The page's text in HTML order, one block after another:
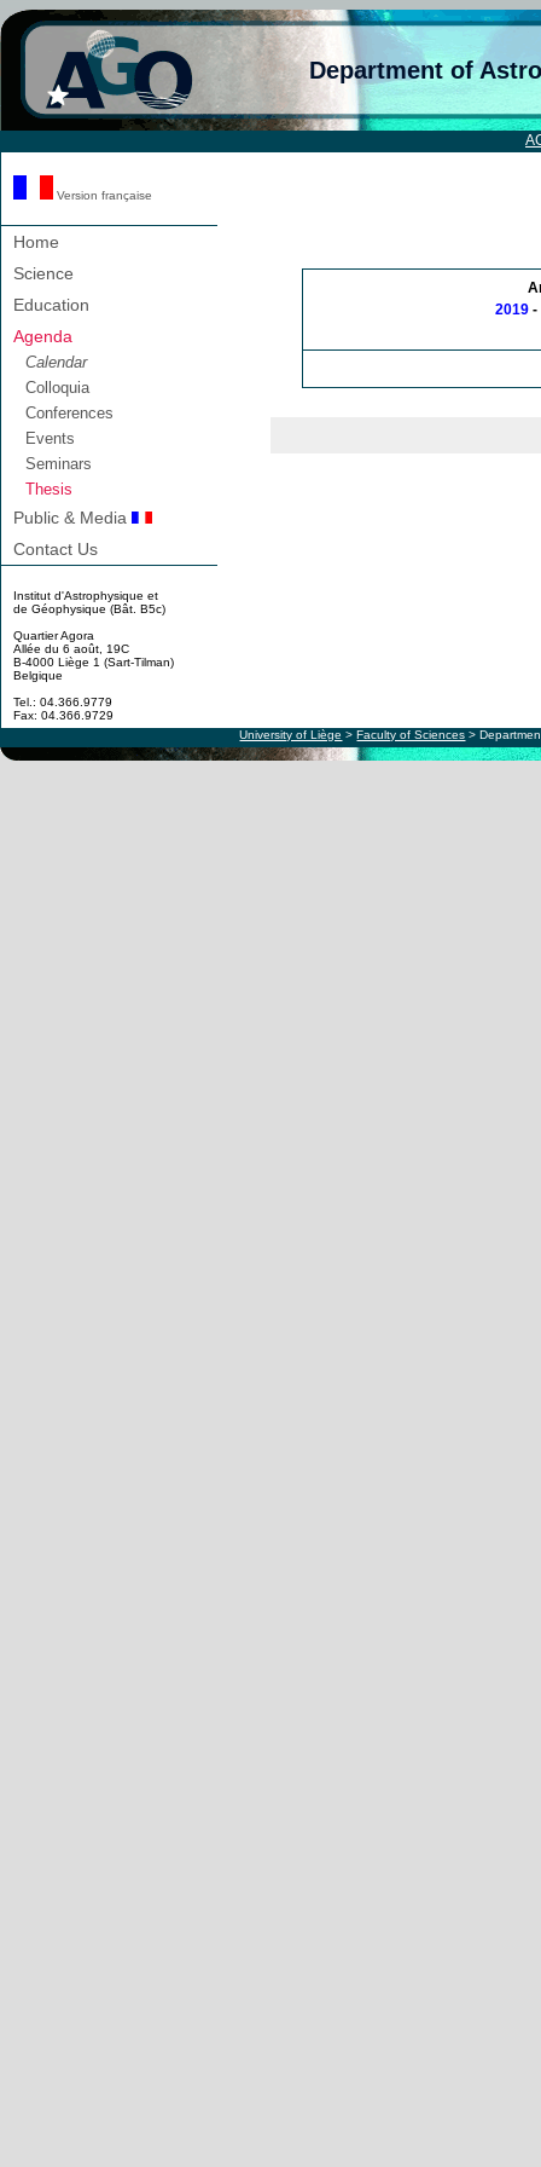
Department of
Version française
Home
Science
Education
Agenda
Calendar
Colloquia
Conferences
Events
Seminars
Thesis
Public & Media
Contact Us
Institut d'Astrophysique et
de Géophysique (Bât. B5c)
Quartier Agora
Allée du 6 août, 19C
B-4000 Liège 1 (Sart-Tilman)
Belgique
Tel.: 04.366.9779
Fax: 04.366.9729
2019 -
University of Liège >Faculty of Sciences >